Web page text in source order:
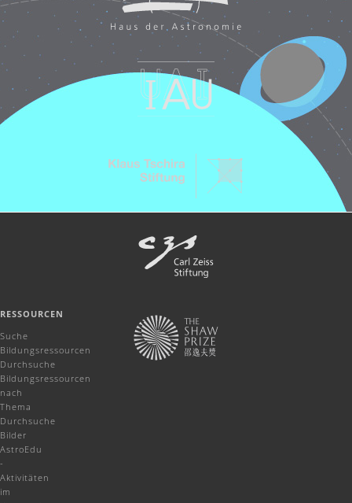
RESSOURCEN
Suche
Bildungsressourcen
Durchsuche
Bildungsressourcen
nach
Thema
Durchsuche
Bilder
AstroEdu
-
Aktivitäten
im